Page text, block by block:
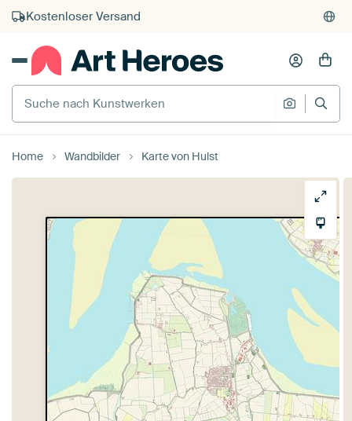
Kauf auf Rechnung
Individueller Druck auf Bestellung
Suche nach Kunstwerken
Suche
Home Wandbilder Karte von Hulst